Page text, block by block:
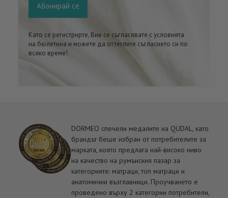
Абонирай се
Като се регистрирте, Вие се съгласявате с условията
на бюлетина и можете да оттеглите съгласието си по
всяко време!
DORMEO спечели медалите на QUDAL, като
брандът беше избран от потребителите за
марката, която предлага най-високо ниво
на качество на румънския пазар за
категориите: матраци, топ матраци и
анатомични възглавници. Проучването е
проведено върху 2 категории потребители,